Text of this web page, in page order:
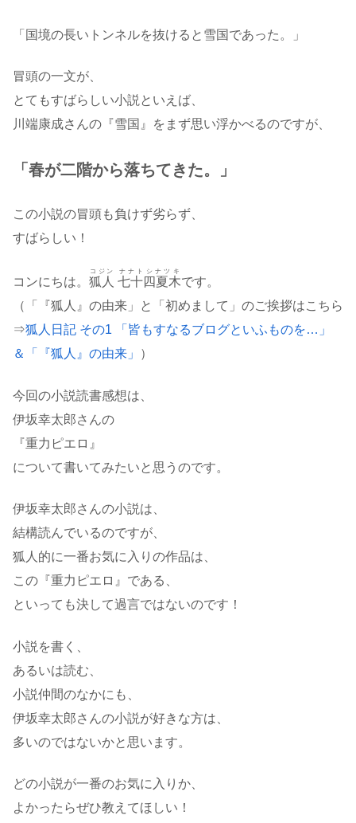
「国境の長いトンネルを抜けると雪国であった。」
冒頭の一文が、
とてもすばらしい小説といえば、
川端康成さんの『雪国』をまず思い浮かべるのですが、
「春が二階から落ちてきた。」
この小説の冒頭も負けず劣らず、
すばらしい！
コンにちは。 狐人
コジン
七十四夏木
ナナトシナツキ
です。
（「『狐人』の由来」と「初めまして」のご挨拶はこちら
⇒狐人日記 その1 「皆もすなるブログといふものを…」
＆「『狐人』の由来」
）
今回の小説読書感想は、
伊坂幸太郎さんの
『重力ピエロ』
について書いてみたいと思うのです。
伊坂幸太郎さんの小説は、
結構読んでいるのですが、
狐人的に一番お気に入りの作品は、
この『重力ピエロ』である、
といっても決して過言ではないのです！
小説を書く、
あるいは読む、
小説仲間のなかにも、
伊坂幸太郎さんの小説が好きな方は、
多いのではないかと思います。
どの小説が一番のお気に入りか、
よかったらぜひ教えてほしい！